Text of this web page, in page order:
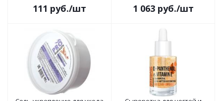
111 руб./шт 1 063руб./шт